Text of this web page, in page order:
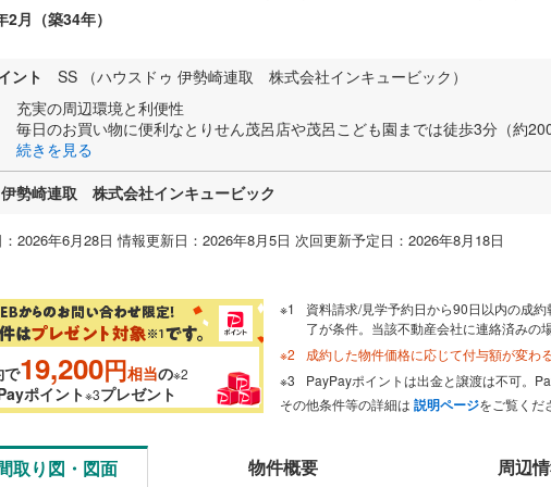
2月（築34年）
ント
SS （ハウスドゥ 伊勢崎連取 株式会社インキュービック）
充実の周辺環境と利便性
毎日のお買い物に便利なとりせん茂呂店や茂呂こども園までは徒歩3分（約
続きを見る
勢崎連取 株式会社インキュービック
2026年6月28日 情報更新日：2026年8月5日 次回更新予定日：2026年8月18日
で19,200円相当の※2
ポイント※3プレゼント
資料請求/見学予約日から90日以内の成
了が条件。当該不動産会社に連絡済みの
成約した物件価格に応じて付与額が変わ
PayPayポイントは出金と譲渡は不可。
その他条件等の詳細は 説明ページをご覧くだ
取り図・図面 物件概要 周辺